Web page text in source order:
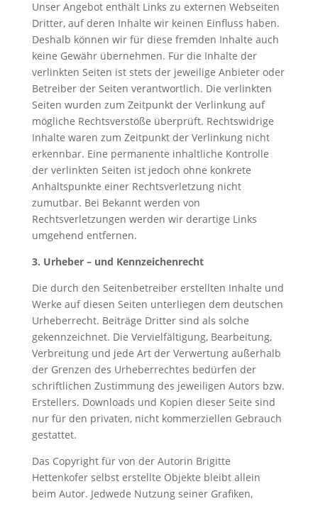
Unser Angebot enthält Links zu externen Webseiten
Dritter, auf deren Inhalte wir keinen Einfluss haben.
Deshalb können wir für diese fremden Inhalte auch
keine Gewähr übernehmen. Für die Inhalte der
verlinkten Seiten ist stets der jeweilige Anbieter oder
Betreiber der Seiten verantwortlich. Die verlinkten
Seiten wurden zum Zeitpunkt der Verlinkung auf
mögliche Rechtsverstöße überprüft. Rechtswidrige
Inhalte waren zum Zeitpunkt der Verlinkung nicht
erkennbar. Eine permanente inhaltliche Kontrolle
der verlinkten Seiten ist jedoch ohne konkrete
Anhaltspunkte einer Rechtsverletzung nicht
zumutbar. Bei Bekannt werden von
Rechtsverletzungen werden wir derartige Links
umgehend entfernen.
3. Urheber – und Kennzeichenrecht
Die durch den Seitenbetreiber erstellten Inhalte und
Werke auf diesen Seiten unterliegen dem deutschen
Urheberrecht. Beiträge Dritter sind als solche
gekennzeichnet. Die Vervielfältigung, Bearbeitung,
Verbreitung und jede Art der Verwertung außerhalb
der Grenzen des Urheberrechtes bedürfen der
schriftlichen Zustimmung des jeweiligen Autors bzw.
Erstellers. Downloads und Kopien dieser Seite sind
nur für den privaten, nicht kommerziellen Gebrauch
gestattet.
Das Copyright für von der Autorin Brigitte
Hettenkofer selbst erstellte Objekte bleibt allein
beim Autor. Jedwede Nutzung seiner Grafiken,